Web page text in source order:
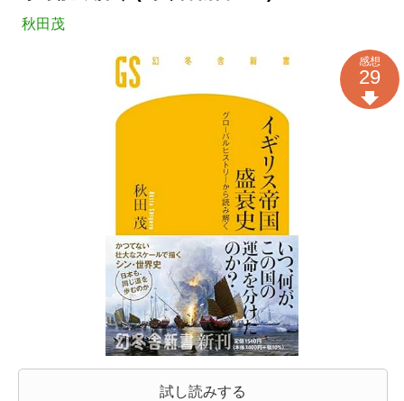
秋田茂
試し読みする
感想
29